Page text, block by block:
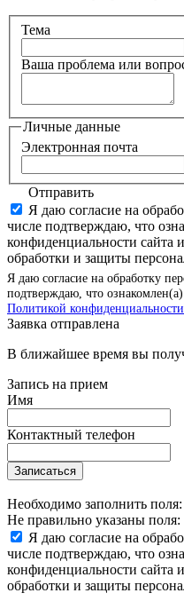
Тема
Ваша проблема или
Личные данные
Электронная почта
Отправить
Я даю согласие на
числе подтверждаю, что
конфиденциальности
обработки и защиты
Я даю согласие на обработку
подтверждаю, что
Политикой конфиденциальности
Заявка отправлена
В ближайшее время вы
Запись на прием
Имя
Контактный телефон
Записаться
Необходимо заполнить поля:
Не правильно указаны поля:
Я даю согласие на
числе подтверждаю, что
конфиденциальности
обработки и защиты